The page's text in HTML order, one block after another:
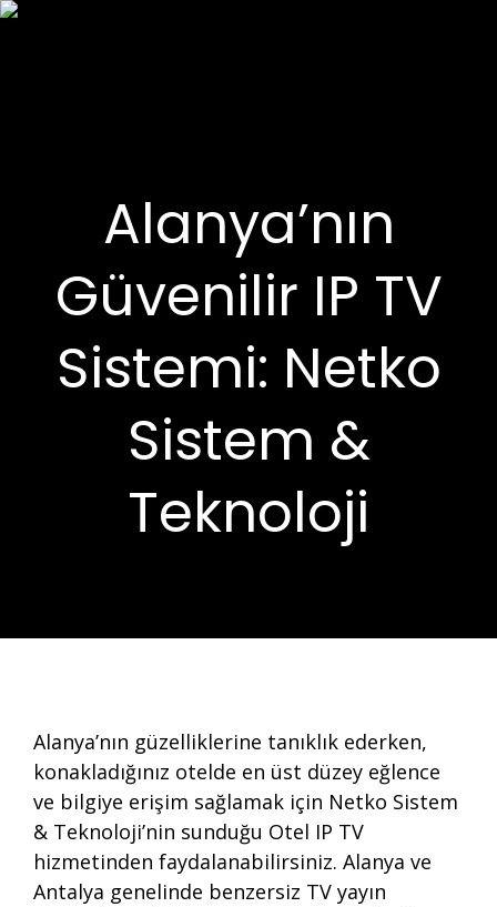
Alanya’nın
Güvenilir IP TV
Sistemi: Netko
Sistem &
Teknoloji
Alanya’nın güzelliklerine tanıklık ederken,
konakladığınız otelde en üst düzey eğlence
ve bilgiye erişim sağlamak için Netko Sistem
& Teknoloji’nin sunduğu Otel IP TV
hizmetinden faydalanabilirsiniz. Alanya ve
Antalya genelinde benzersiz TV yayın